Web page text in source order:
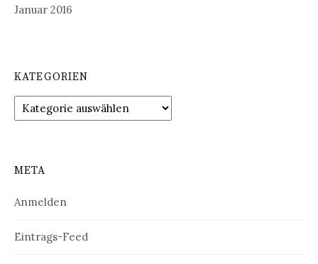
Januar 2016
KATEGORIEN
Kategorien
META
Anmelden
Eintrags-Feed